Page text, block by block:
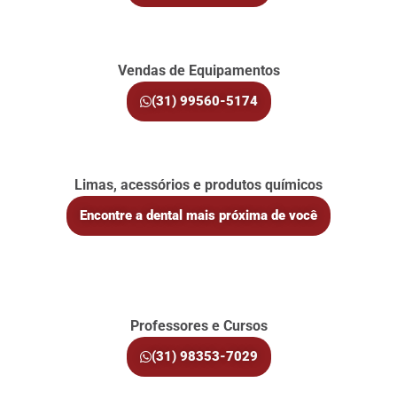
Vendas de Equipamentos
(31) 99560-5174
Limas, acessórios e produtos químicos
Encontre a dental mais próxima de você
Professores e Cursos
(31) 98353-7029